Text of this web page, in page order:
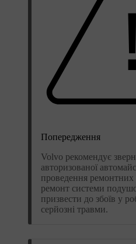
Попередження
Volvo рекомендує
авторизованої
проведення ремонтних
ремонт системи
призвести до збоїв у
серйозні травми.